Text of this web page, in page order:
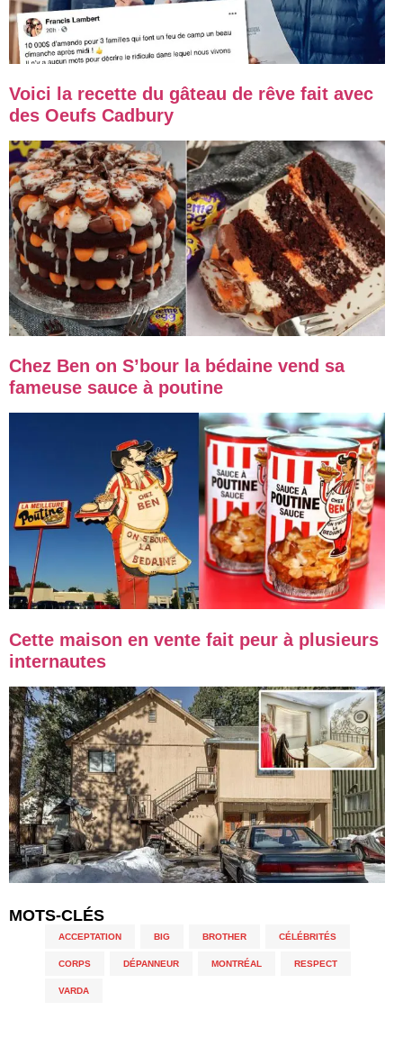
Voici la recette du gâteau de rêve fait avec
des Oeufs Cadbury
Chez Ben on S’bour la bédaine vend sa
fameuse sauce à poutine
Cette maison en vente fait peur à plusieurs
internautes
MOTS-CLÉS
ACCEPTATION BIG BROTHER CÉLÉBRITÉS
CORPS DÉPANNEUR MONTRÉAL RESPECT
VARDA